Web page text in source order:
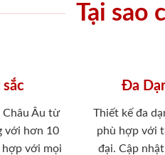
Tại sao
Châu Âu từ
với hơn 10
hợp với mọi
Đa
Thiết kế đa
phù hợp với
đại. Cập